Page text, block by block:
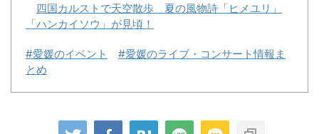
四国カルストで天空散歩 夏の風物詩「ヒメユリ」
「ハンカイソウ」が見頃！
#愛媛のイベント
#愛媛のライブ・コンサート情報ま
とめ